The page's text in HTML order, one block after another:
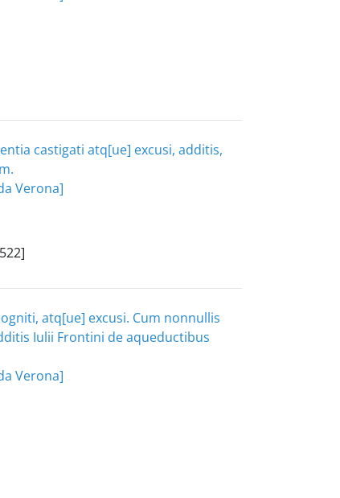
castigati atq[ue] excusi, additis,
Verona]
atq[ue] excusi. Cum nonnullis
Iulii Frontini de aqueductibus
Verona]